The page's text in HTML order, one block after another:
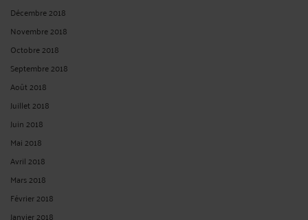
Décembre 2018
Novembre 2018
Octobre 2018
Septembre 2018
Août 2018
Juillet 2018
Juin 2018
Mai 2018
Avril 2018
Mars 2018
Février 2018
Janvier 2018